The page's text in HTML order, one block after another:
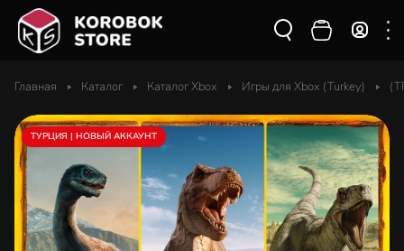
Главная Каталог Каталог Xbox Игры для Xbox (Turkey)
ТУРЦИЯ | НОВЫЙ АККАУНТ